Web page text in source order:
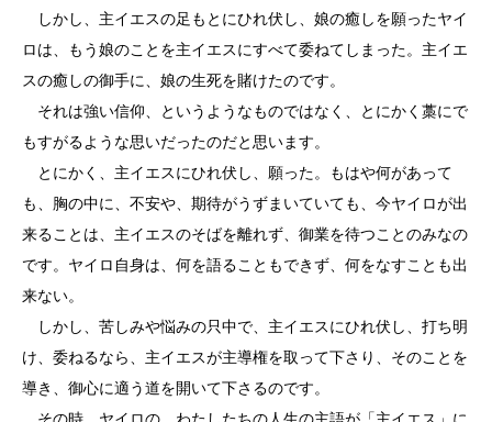
しかし、主イエスの足もとにひれ伏し、娘の癒しを願ったヤイ
ロは、もう娘のことを主イエスにすべて委ねてしまった。主イエ
スの癒しの御手に、娘の生死を賭けたのです。
それは強い信仰、というようなものではなく、とにかく藁にで
もすがるような思いだったのだと思います。
とにかく、主イエスにひれ伏し、願った。もはや何があって
も、胸の中に、不安や、期待がうずまいていても、今ヤイロが出
来ることは、主イエスのそばを離れず、御業を待つことのみなの
です。ヤイロ自身は、何を語ることもできず、何をなすことも出
来ない。
しかし、苦しみや悩みの只中で、主イエスにひれ伏し、打ち明
け、委ねるなら、主イエスが主導権を取って下さり、そのことを
導き、御心に適う道を開いて下さるのです。